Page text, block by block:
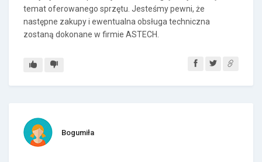
temat oferowanego sprzętu. Jesteśmy pewni, że
następne zakupy i ewentualna obsługa techniczna
zostaną dokonane w firmie ASTECH.
Bogumiła